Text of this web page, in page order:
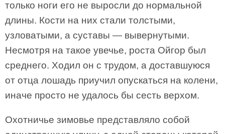
только ноги его не выросли до нормальной
длины. Кости на них стали толстыми,
узловатыми, а суставы — вывернутыми.
Несмотря на такое увечье, роста Ойгор был
среднего. Ходил он с трудом, а доставшуюся
от отца лошадь приучил опускаться на колени,
иначе просто не удалось бы сесть верхом.
Охотничье зимовье представляло собой